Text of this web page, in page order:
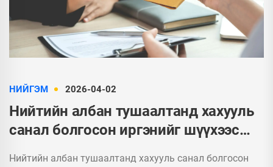
НИЙГЭМ 2026-04-02
Нийтийн албан тушаалтанд хахууль
санал болгосон иргэнийг шүүхээс
Нийтийн албан тушаалтанд хахууль санал болгосон